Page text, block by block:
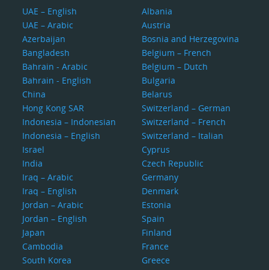
UAE – English
UAE – Arabic
Azerbaijan
Bangladesh
Bahrain - Arabic
Bahrain - English
China
Hong Kong SAR
Indonesia – Indonesian
Indonesia – English
Israel
India
Iraq – Arabic
Iraq – English
Jordan – Arabic
Jordan – English
Japan
Cambodia
South Korea
Albania
Austria
Bosnia and Herzegovina
Belgium – French
Belgium – Dutch
Bulgaria
Belarus
Switzerland – German
Switzerland – French
Switzerland – Italian
Cyprus
Czech Republic
Germany
Denmark
Estonia
Spain
Finland
France
Greece